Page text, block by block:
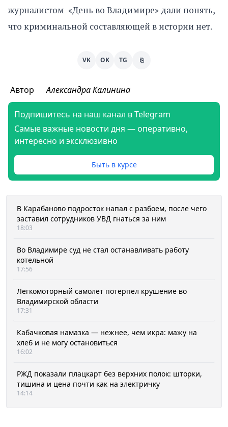
журналистом «День во Владимире» дали понять,
что криминальной составляющей в истории нет.
VK OK TG ⎘
Автор Александра Калинина
Подпишитесь на наш канал в Telegram
Самые важные новости дня — оперативно,
интересно и эксклюзивно
Быть в курсе
В Карабаново подросток напал с разбоем, после чего
заставил сотрудников УВД гнаться за ним
18:03
Во Владимире суд не стал останавливать работу
котельной
17:56
Легкомоторный самолет потерпел крушение во
Владимирской области
17:31
Кабачковая намазка — нежнее, чем икра: мажу на
хлеб и не могу остановиться
16:02
РЖД показали плацкарт без верхних полок: шторки,
тишина и цена почти как на электричку
14:14